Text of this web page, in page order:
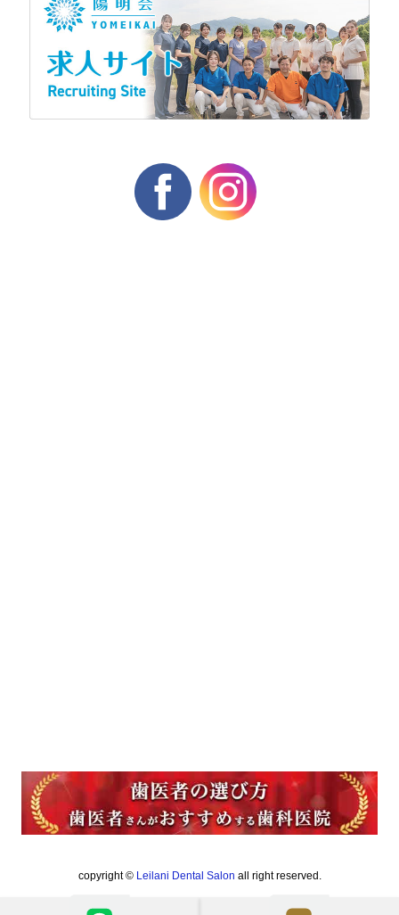
copyright © Leilani Dental Salon all right reserved.